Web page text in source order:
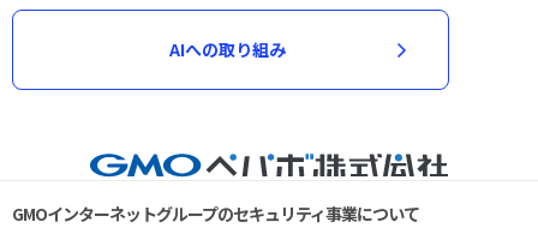
AIへの取り組み
GMOインターネットグループのセキュリティ事業について